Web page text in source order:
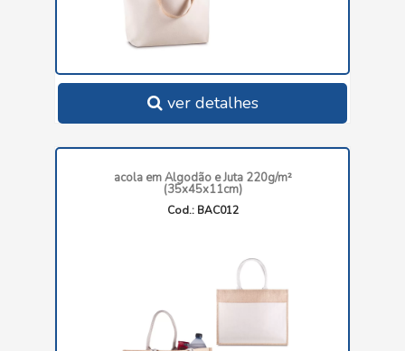
ver detalhes
acola em Algodão e Juta 220g/m²
(35x45x11cm)
Cod.: BAC012